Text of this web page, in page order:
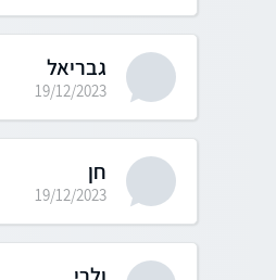
גבריאל
19/12/2023
חן
19/12/2023